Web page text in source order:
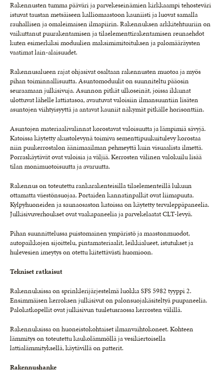
Rakennusten tumma pääväri ja parvekeseinämien kirkkaampi tehosteväri
istuvat taustan metsäiseen kalliomaastoon kauniisti ja luovat samalla
rauhallisen ja omaleimaisen ilmapiirin. Rakennuksen arkkitehtuuriin on
vaikuttanut puurakentamisen ja tilaelementtirakentamisen reunaehdot
kuten esimerkiksi moduulien maksimimitoituksen ja palomääräysten
vaatimat lain-alaisuudet.
Rakennusalueen rajat ohjasivat osaltaan rakennusten muotoa ja myös
pihan toiminnallisuutta. Asuntomoduulit on suunniteltu pääosin
seuraamaan julkisivuja. Asunnon pitkät ulkoseinät, joissa ikkunat
ulottuvat lähelle lattiatasoa, avautuvat valoisiin ilmansuuntiin lisäten
asuntojen viihtyisyyttä ja antavat kauniit näkymät pitkälle horisonttiin.
Asuntojen materiaalivalinnat korostavat valoisuutta ja lämpimiä sävyjä.
Katoissa käytetty akustolevynä toimiva sementtipuukuitulevy korostaa
niin puukerrostalon äänimaailman pehmeyttä kuin visuaalista ilmettä.
Porraskäytävät ovat valoisia ja väljiä. Kerrosten välinen valokuilu lisää
tilan monimuotoisuutta ja avaruutta.
Rakennus on toteutettu rankarakenteisilla tilaelementeillä lukuun
ottamatta väestönsuojaa. Portaiden kannatinpalkit ovat liimapuuta.
Kylpyhuoneiden ja saunaosaston katoissa on käytetty tervaleppäpaneelia.
Julkisivuverhoukset ovat vaakapaneelia ja parvekelaatat CLT-levyä.
Pihan suunnittelussa puistomainen ympäristö ja maastonmuodot,
autopaikkojen sijoittelu, pintamateriaalit, leikkialueet, istutukset ja
hulevesien imeytys on otettu kiitettävästi huomioon.
Tekniset ratkaisut
Rakennuksissa on sprinklerijärjestelmä luokka SFS 5982 tyyppi 2.
Ensimmäisen kerroksen julkisivut on palonsuojakäsiteltyä puupaneelia.
Palokatkopellit ovat julkisivun tuuletusraossa kerrosten välillä.
Rakennuksissa on huoneistokohtaiset ilmanvaihtokoneet. Kohteen
lämmitys on toteutettu kaukolämmöllä ja vesikiertoisella
lattialämmityksellä, käytävillä on patterit.
Rakennushanke